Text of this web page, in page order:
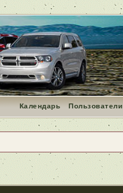
Пользователи
Календарь